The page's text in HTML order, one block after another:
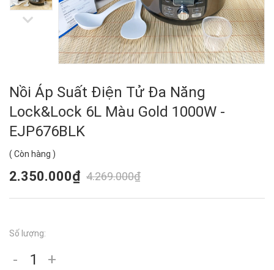
Nồi Áp Suất Điện Tử Đa Năng
Lock&Lock 6L Màu Gold 1000W -
EJP676BLK
( Còn hàng )
2.350.000₫ 4.269.000₫
Số lượng:
- +